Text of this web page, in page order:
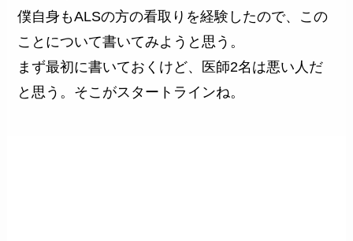
僕自身もALSの方の看取りを経験したので、この
ことについて書いてみようと思う。
まず最初に書いておくけど、医師2名は悪い人だ
と思う。そこがスタートラインね。